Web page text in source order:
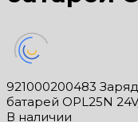
921000200483
батарей OPL25N
В наличии